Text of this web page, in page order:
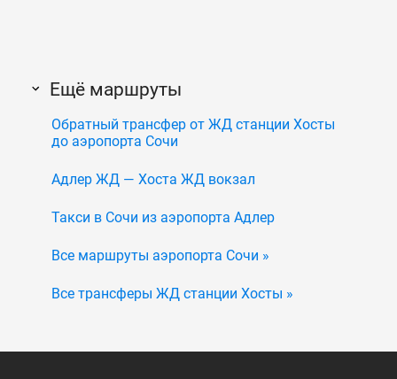
Ещё маршруты
Обратный трансфер от ЖД станции Хосты
до аэропорта Сочи
Адлер ЖД — Хоста ЖД вокзал
Такси в Сочи из аэропорта Адлер
Все маршруты аэропорта Сочи »
Все трансферы ЖД станции Хосты »